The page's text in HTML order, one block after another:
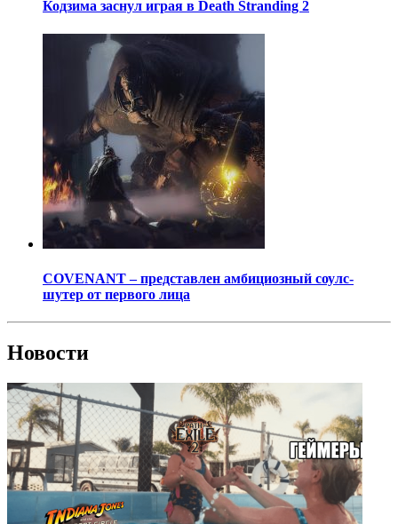
Кодзима заснул играя в Death Stranding 2
COVENANT – представлен амбициозный соулс-
шутер от первого лица
Новости